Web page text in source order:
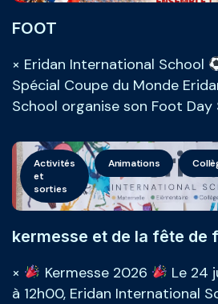
FOOT
× Eridan International School
Spécial Coupe du Monde
School organise son Foot
Activités
et
sorties
Animations
kermesse et de la fête de
×
Kermesse 2026
Le 24
à 12h00, Eridan International